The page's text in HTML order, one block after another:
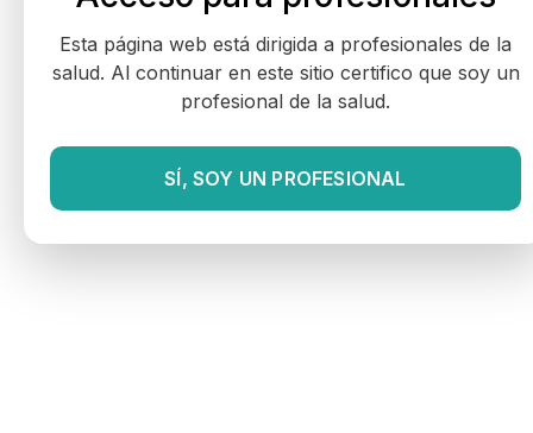
Esta página web está dirigida a profesionales de la
salud. Al continuar en este sitio certifico que soy un
profesional de la salud.
SÍ, SOY UN PROFESIONAL